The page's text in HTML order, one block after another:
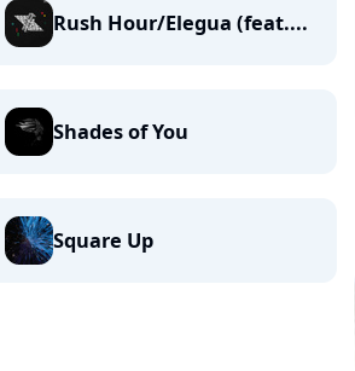
Rush Hour/Elegua (feat....
Shades of You
Square Up